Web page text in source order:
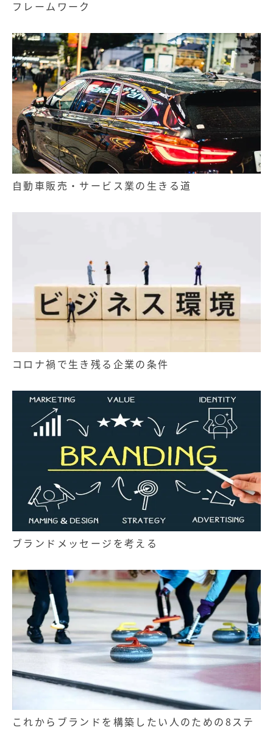
フレームワーク
自動車販売・サービス業の生きる道
コロナ禍で生き残る企業の条件
ブランドメッセージを考える
これからブランドを構築したい人のための8ステ